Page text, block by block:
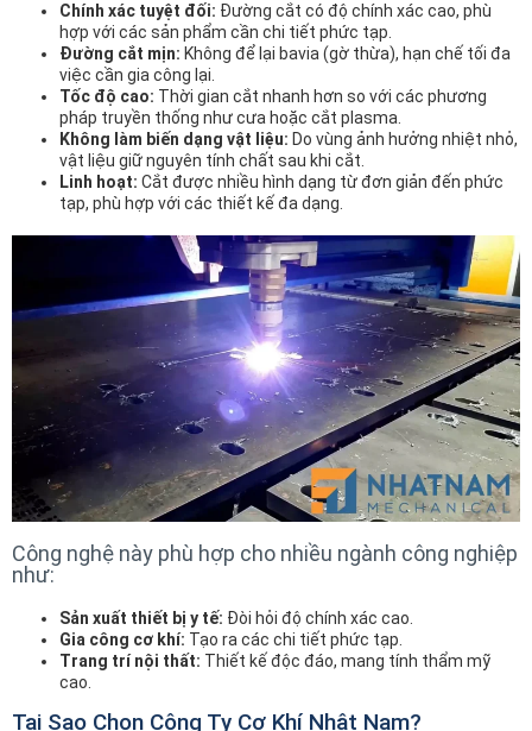
Chính xác tuyệt đối: Đường cắt có độ chính xác cao, phù
hợp với các sản phẩm cần chi tiết phức tạp.
Đường cắt mịn: Không để lại bavia (gờ thừa), hạn chế tối đa
việc cần gia công lại.
Tốc độ cao: Thời gian cắt nhanh hơn so với các phương
pháp truyền thống như cưa hoặc cắt plasma.
Không làm biến dạng vật liệu: Do vùng ảnh hưởng nhiệt nhỏ,
vật liệu giữ nguyên tính chất sau khi cắt.
Linh hoạt: Cắt được nhiều hình dạng từ đơn giản đến phức
tạp, phù hợp với các thiết kế đa dạng.
Công nghệ này phù hợp cho nhiều ngành công nghiệp
như:
Sản xuất thiết bị y tế: Đòi hỏi độ chính xác cao.
Gia công cơ khí: Tạo ra các chi tiết phức tạp.
Trang trí nội thất: Thiết kế độc đáo, mang tính thẩm mỹ
cao.
Tại Sao Chọn Công Ty Cơ Khí Nhật Nam?